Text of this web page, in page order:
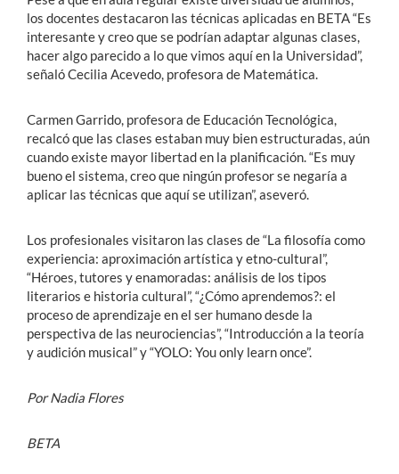
los docentes destacaron las técnicas aplicadas en BETA “Es
interesante y creo que se podrían adaptar algunas clases,
hacer algo parecido a lo que vimos aquí en la Universidad”,
señaló Cecilia Acevedo, profesora de Matemática.
Carmen Garrido, profesora de Educación Tecnológica,
recalcó que las clases estaban muy bien estructuradas, aún
cuando existe mayor libertad en la planificación. “Es muy
bueno el sistema, creo que ningún profesor se negaría a
aplicar las técnicas que aquí se utilizan”, aseveró.
Los profesionales visitaron las clases de “La filosofía como
experiencia: aproximación artística y etno-cultural”,
“Héroes, tutores y enamoradas: análisis de los tipos
literarios e historia cultural”, “¿Cómo aprendemos?: el
proceso de aprendizaje en el ser humano desde la
perspectiva de las neurociencias”, “Introducción a la teoría
y audición musical” y “YOLO: You only learn once”.
Por Nadia Flores
BETA